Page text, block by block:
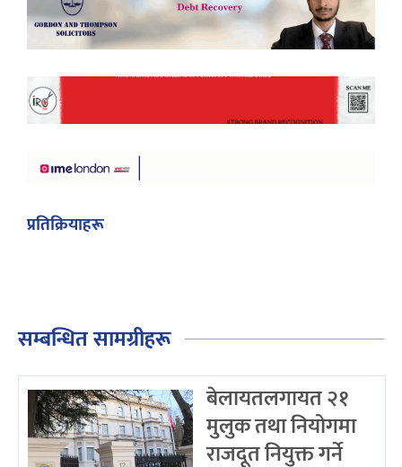
प्रतिक्रियाहरू
सम्बन्धित सामग्रीहरू
बेलायतलगायत २१
मुलुक तथा नियोगमा
राजदूत नियुक्त गर्ने